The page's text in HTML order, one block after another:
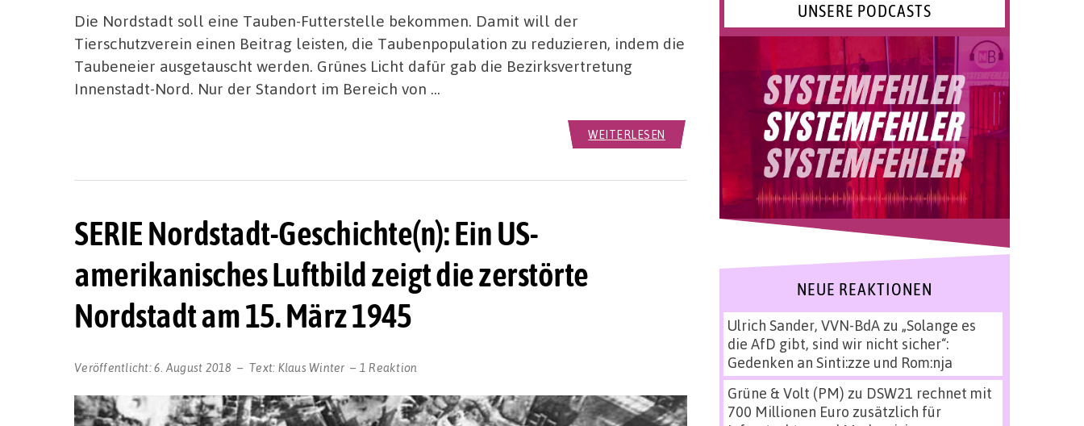
Die Nordstadt soll eine Tauben-Futterstelle bekommen. Damit will der
Tierschutzverein einen Beitrag leisten, die Taubenpopulation zu reduzieren, indem die
Taubeneier ausgetauscht werden. Grünes Licht dafür gab die Bezirksvertretung
Innenstadt-Nord. Nur der Standort im Bereich von …
WEITERLESEN
SERIE Nordstadt-Geschichte(n): Ein US-
amerikanisches Luftbild zeigt die zerstörte
Nordstadt am 15. März 1945
Veröffentlicht:6. August 2018 Text: Klaus Winter 1 Reaktion
UNSERE PODCASTS
NEUE REAKTIONEN
Ulrich Sander, VVN-BdAzu „Solange es
die AfD gibt, sind wir nicht sicher“:
Gedenken an Sinti:zze und Rom:nja
Grüne & Volt (PM) zu DSW21 rechnet mit
700 Millionen Euro zusätzlich für